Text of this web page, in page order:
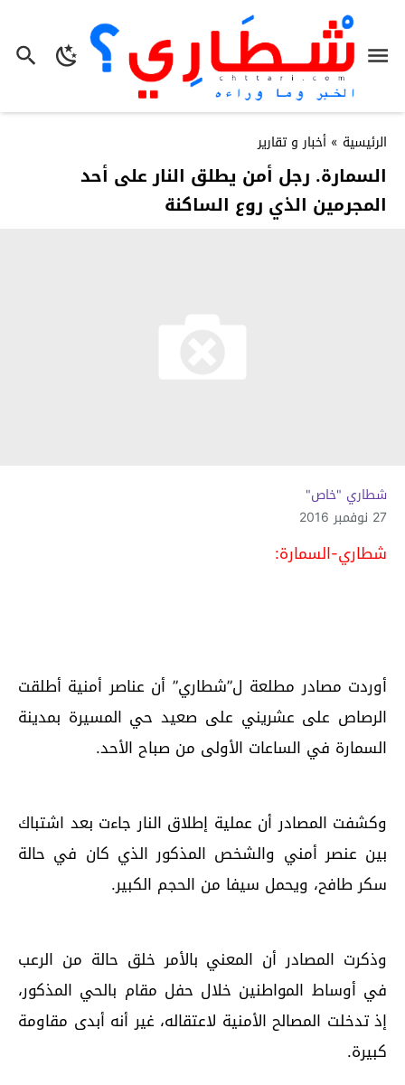
الرئيسية » أخبار و تقارير
السمارة. رجل أمن يطلق النار على أحد
المجرمين الذي روع الساكنة
شطاري "خاص"
27 نوفمبر 2016
شطاري-السمارة:
أوردت مصادر مطلعة ل”شطاري” أن عناصر أمنية أطلقت
الرصاص على عشريني على صعيد حي المسيرة بمدينة
السمارة في الساعات الأولى من صباح الأحد.
وكشفت المصادر أن عملية إطلاق النار جاءت بعد اشتباك
بين عنصر أمني والشخص المذكور الذي كان في حالة
سكر طافح، ويحمل سيفا من الحجم الكبير.
وذكرت المصادر أن المعني بالأمر خلق حالة من الرعب
في أوساط المواطنين خلال حفل مقام بالحي المذكور،
إذ تدخلت المصالح الأمنية لاعتقاله، غير أنه أبدى مقاومة
كبيرة.